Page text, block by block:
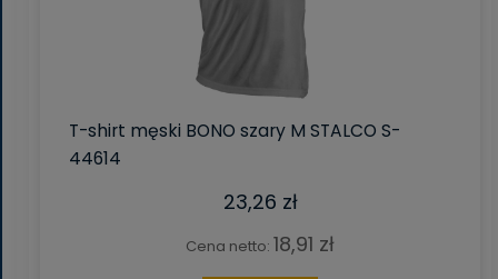
T-shirt męski BONO szary M STALCO S-
44614
23,26 zł
Cena netto: 18,91 zł